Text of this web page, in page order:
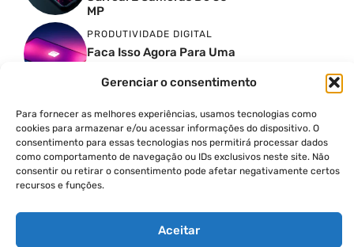
Gerenciar o consentimento
Para fornecer as melhores experiências, usamos tecnologias como
cookies para armazenar e/ou acessar informações do dispositivo. O
consentimento para essas tecnologias nos permitirá processar dados
como comportamento de navegação ou IDs exclusivos neste site. Não
consentir ou retirar o consentimento pode afetar negativamente certos
recursos e funções.
Aceitar
MP
PRODUTIVIDADE DIGITAL
Faca Isso Agora Para Uma
INSIGHTS & OPINIÃO
A Guerra Dos Datacenters:
Isso Envolve O Brasil E
Quais Os Problemas?
© 2026
POLÍTICA DE PRIVACIDADE